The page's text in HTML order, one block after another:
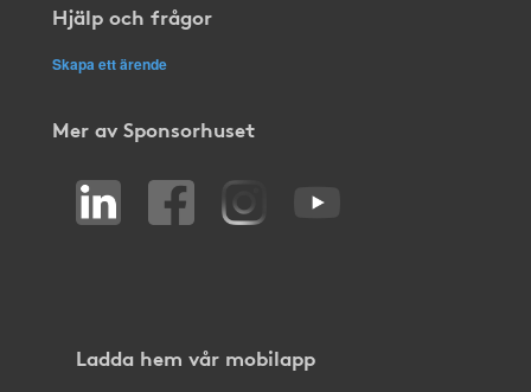
Hjälp och frågor
Skapa ett ärende
Mer av Sponsorhuset
Ladda hem vår mobilapp